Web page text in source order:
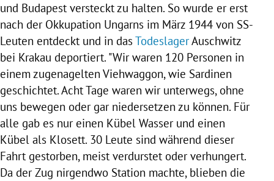
und Budapest versteckt zu halten. So wurde er erst
nach der Okkupation Ungarns im März 1944 von SS-
Leuten entdeckt und in das TodeslagerAuschwitz
bei Krakau deportiert. "Wir waren 120 Personen in
einem zugenagelten Viehwaggon, wie Sardinen
geschichtet. Acht Tage waren wir unterwegs, ohne
uns bewegen oder gar niedersetzen zu können. Für
alle gab es nur einen Kübel Wasser und einen
Kübel als Klosett. 30 Leute sind während dieser
Fahrt gestorben, meist verdurstet oder verhungert.
Da der Zug nirgendwo Station machte, blieben die